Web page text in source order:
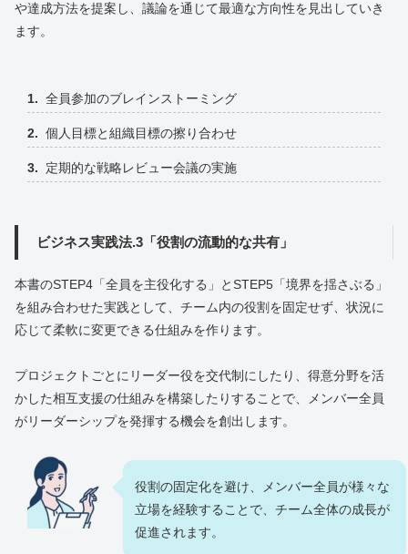
や達成方法を提案し、議論を通じて最適な方向性を見出していき
ます。
全員参加のブレインストーミング
個人目標と組織目標の擦り合わせ
定期的な戦略レビュー会議の実施
ビジネス実践法.3「役割の流動的な共有」
本書のSTEP4「全員を主役化する」とSTEP5「境界を揺さぶる」
を組み合わせた実践として、チーム内の役割を固定せず、状況に
応じて柔軟に変更できる仕組みを作ります。
プロジェクトごとにリーダー役を交代制にしたり、得意分野を活
かした相互支援の仕組みを構築したりすることで、メンバー全員
がリーダーシップを発揮する機会を創出します。
役割の固定化を避け、メンバー全員が様々な
立場を経験することで、チーム全体の成長が
促進されます。